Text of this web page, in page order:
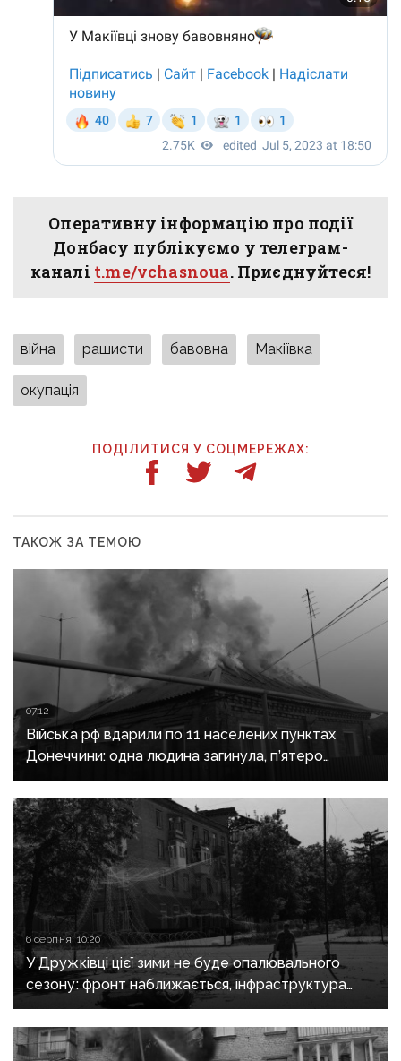
Оперативну інформацію про події
Донбасу публікуємо у телеграм-
каналі t.me/vchasnoua. Приєднуйтеся!
війна рашисти бавовна Макіївка
окупація
ПОДІЛИТИСЯ У СОЦМЕРЕЖАХ:
ТАКОЖ ЗА ТЕМОЮ
07:12
Війська рф вдарили по 11 населених пунктах
Донеччини: одна людина загинула, п’ятеро
поранені
6 серпня, 10:20
У Дружківці цієї зими не буде опалювального
сезону: фронт наближається, інфраструктура
критично зруйнована